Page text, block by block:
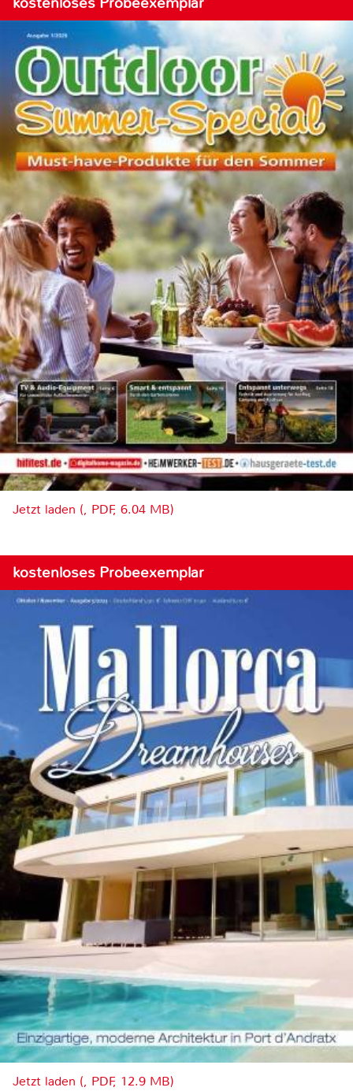
Jetzt laden (, PDF, 6.04 MB)
kostenloses Probeexemplar
Jetzt laden (, PDF, 12.9 MB)